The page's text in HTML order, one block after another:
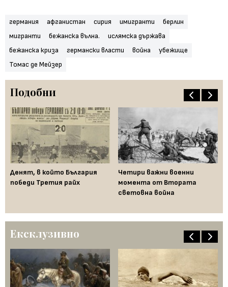
германия афганистан сирия имигранти
берлин
мигранти
бежанска вълна.
ислямска държава
бежанска криза
германски власти война
убежище
Томас де Мейзер
Подобни
Денят, в който България
победи Третия райх
Четири важни военни
момента от Втората
световна война
Ексклузивно